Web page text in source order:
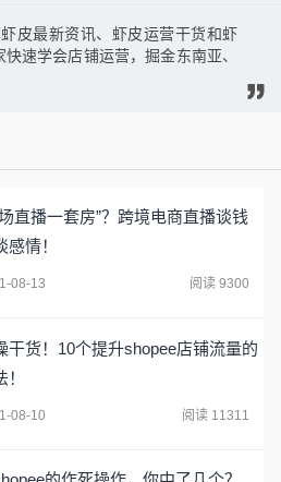
皮最新资讯、虾皮运营干货和虾
速学会店铺运营，掘金东南亚、
直播一套房”？跨境电商直播谈钱
感情！
08-13 阅读 9300
干货！10个提升shopee店铺流量的
！
08-10 阅读 11311